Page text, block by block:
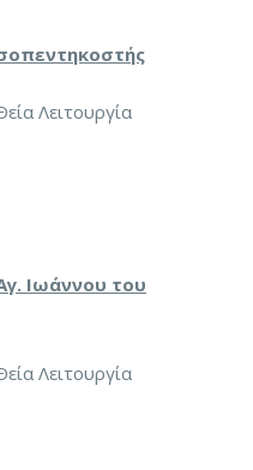
Λειτουργία
Ιωάννου του
Λειτουργία